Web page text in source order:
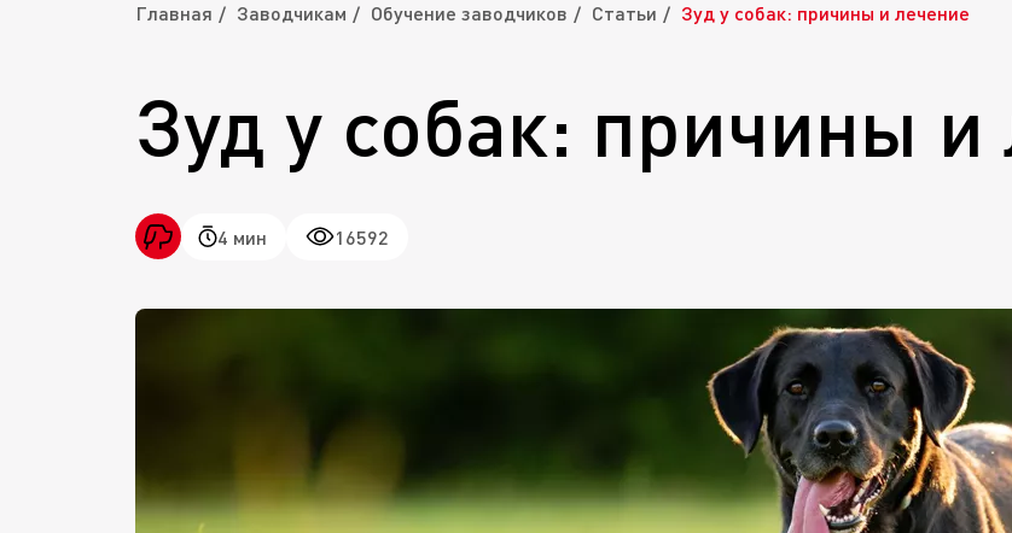
Главная Заводчикам Обучение заводчиков Статьи Зуд у собак: причины и лечение
Зуд у собак: причины и
4 мин 16592